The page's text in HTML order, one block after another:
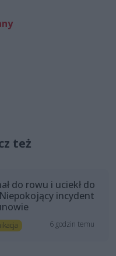
też
do rowu i uciekł do
incydent
6 godzin temu